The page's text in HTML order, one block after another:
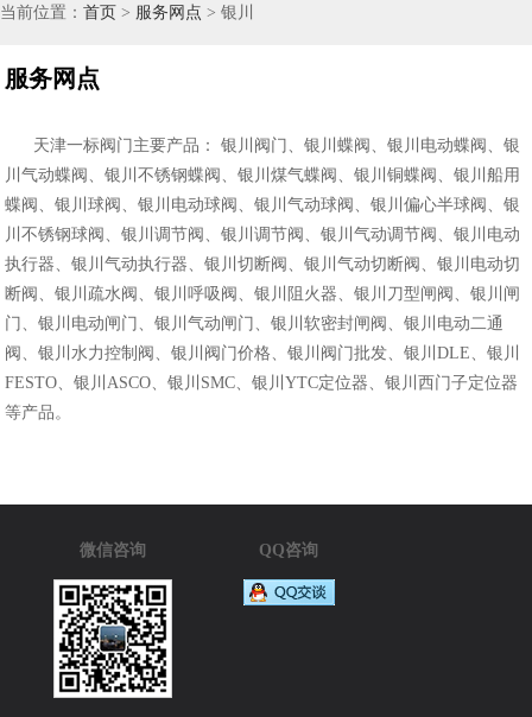
当前位置： 首页 > 服务网点 > 银川
服务网点
天津一标阀门主要产品： 银川阀门、银川蝶阀、银川电动蝶阀、银
川气动蝶阀、银川不锈钢蝶阀、银川煤气蝶阀、银川铜蝶阀、银川船用
蝶阀、银川球阀、银川电动球阀、银川气动球阀、银川偏心半球阀、银
川不锈钢球阀、银川调节阀、银川调节阀、银川气动调节阀、银川电动
执行器、银川气动执行器、银川切断阀、银川气动切断阀、银川电动切
断阀、银川疏水阀、银川呼吸阀、银川阻火器、银川刀型闸阀、银川闸
门、银川电动闸门、银川气动闸门、银川软密封闸阀、银川电动二通
阀、银川水力控制阀、银川阀门价格、银川阀门批发、银川DLE、银川
FESTO、银川ASCO、银川SMC、银川YTC定位器、银川西门子定位器
等产品。
微信咨询 QQ咨询